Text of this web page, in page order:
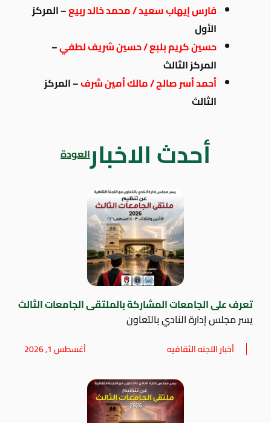
فارس إيهاب سعيد / محمد خالد ربيع– المركز
الأول
حسين كريم بلبع / حسين شريف لطفي–
المركز الثالث
أحمد أسر صالح / مالك أمين شرف– المركز
الثالث
أحدث الاخبارالعودة
تعرف على الجامعات المشاركة بالملتقى الجامعات الثالث
يسر مجلس إدارة النادي بالتعاون
أخبار اللجنه الثقافيه أغسطس 1, 2026